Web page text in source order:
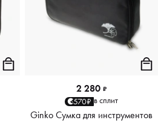
2 280 ₽
570₽ в сплит
Ginko Сумка для инструментов